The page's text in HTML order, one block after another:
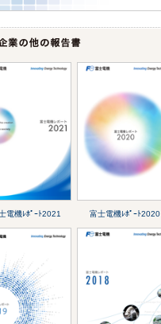
電機ﾚﾎﾟｰﾄ2021 富士電機ﾚﾎﾟｰﾄ2020